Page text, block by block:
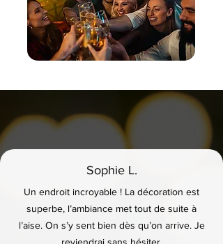
Sophie L.
Un endroit incroyable ! La décoration est
superbe, l’ambiance met tout de suite à
l’aise. On s’y sent bien dès qu’on arrive. Je